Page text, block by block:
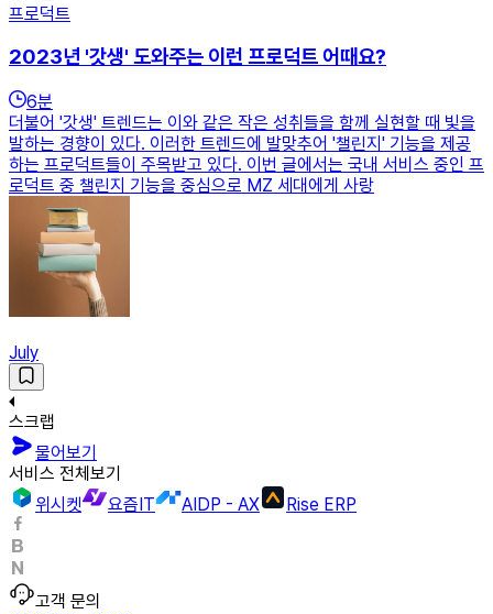
프로덕트
2023년 '갓생' 도와주는 이런 프로덕트 어때요?
6분
더불어 '갓생' 트렌드는 이와 같은 작은 성취들을 함께 실현할 때 빛을
발하는 경향이 있다. 이러한 트렌드에 발맞추어 '챌린지' 기능을 제공
하는 프로덕트들이 주목받고 있다. 이번 글에서는 국내 서비스 중인 프
로덕트 중 챌린지 기능을 중심으로 MZ 세대에게 사랑
July
스크랩
물어보기
서비스 전체보기
위시켓
요즘IT AIDP - AX Rise ERP
고객 문의